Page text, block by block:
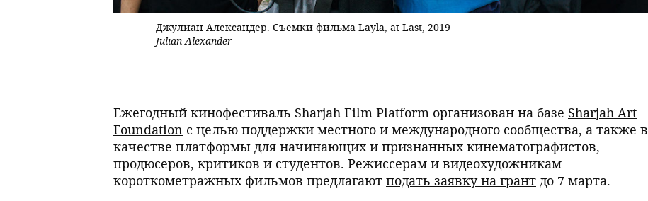
Джулиан Александер. Съемки фильма Layla, at Last, 2019
Julian Alexander
Ежегодный кинофестиваль Sharjah Film Platform организован на базе Sharjah Art
Foundation с целью поддержки местного и международного сообщества, а также в
качестве платформы для начинающих и признанных кинематографистов,
продюсеров, критиков и студентов. Режиссерам и видеохудожникам
короткометражных фильмов предлагают подать заявку на грант до 7 марта.